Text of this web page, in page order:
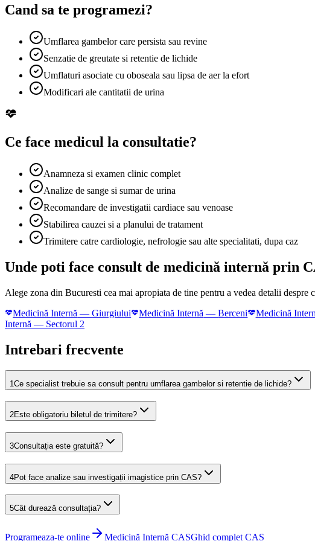
Cand sa te programezi?
Umflarea gambelor care persista sau revine
Senzatie de greutate si retentie de lichide
Umflaturi asociate cu oboseala sau lipsa de aer la efort
Modificari ale cantitatii de urina
Ce face medicul la consultatie?
Anamneza si examen clinic complet
Analize de sange si sumar de urina
Recomandare de investigatii cardiace sau venoase
Stabilirea cauzei si a planului de tratament
Trimitere catre cardiologie, nefrologie sau alte specialitati, dupa caz
Unde poti face consult de medicină internă prin
Alege zona din Bucuresti cea mai apropiata de tine pentru a vedea detalii
Medicină Internă —Giurgiului Medicină Internă —Berceni Medicină
Internă — Sectorul 2
Intrebari frecvente
1Ce specialist trebuie sa consult pentru umflarea gambelor si retentie de lichide?
2Este obligatoriu biletul de trimitere?
3Consultația este gratuită?
4Pot face analize sau investigații imagistice prin CAS?
5Cât durează consultația?
Programeaza-te online Medicină Internă CASGhid complet CAS